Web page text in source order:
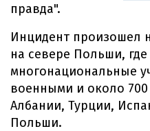
правда".
Инцидент произошел
на севере Польши,
многонациональные
военными и около
Албании, Турции,
Польши.